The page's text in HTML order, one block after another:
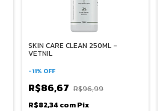
SKIN CARE CLEAN 250ML -
VETNIL
-11% OFF
R$86,67 R$96,99
R$82,34 comPix